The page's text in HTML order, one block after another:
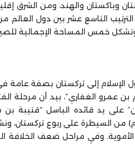
الترتيب التاسع عشر بين دول
خمس المساحة الإجمالية
الإسلام إلى تركستان بصفة عامة
بن عمرو الغفاري”، بيد أن مرحلة
712م) من السيطرة على ربوع
وفي مراحل ضعف